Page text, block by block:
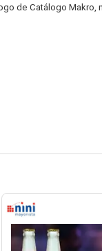
de Catálogo Makro,